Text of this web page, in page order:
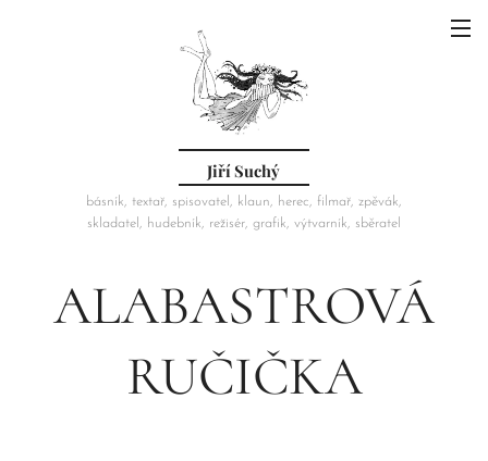
Jiří Suchý
básník, textař, spisovatel, klaun, herec, filmař, zpěvák,
skladatel, hudebník, režisér, grafik, výtvarník, sběratel
ALABASTROVÁ
RUČIČKA